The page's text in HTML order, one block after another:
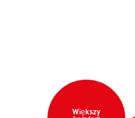
Większy